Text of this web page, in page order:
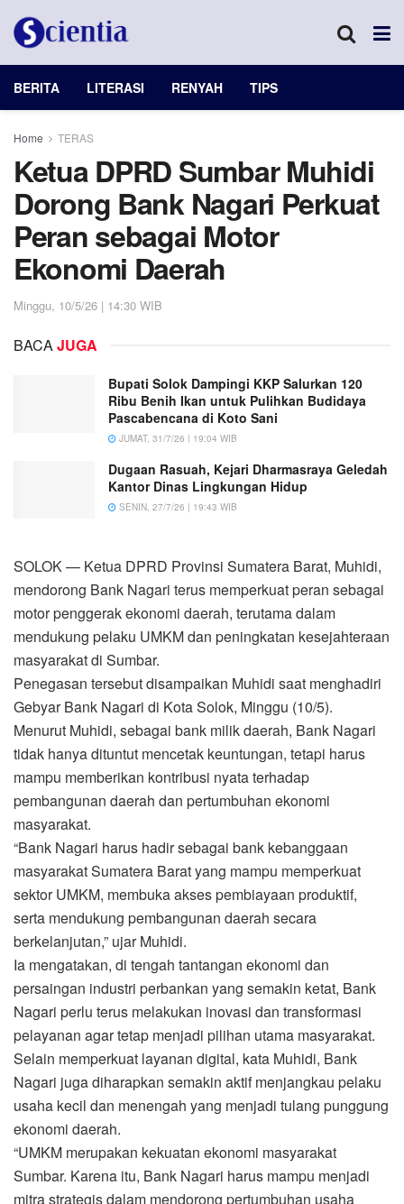
BERITA LITERASI RENYAH TIPS
Home TERAS
Ketua DPRD Sumbar Muhidi
Dorong Bank Nagari Perkuat
Peran sebagai Motor
Ekonomi Daerah
Minggu, 10/5/26 | 14:30 WIB
BACAJUGA
Bupati Solok Dampingi KKP Salurkan 120
Ribu Benih Ikan untuk Pulihkan Budidaya
Pascabencana di Koto Sani
JUMAT, 31/7/26 | 19:04 WIB
Dugaan Rasuah, Kejari Dharmasraya Geledah
Kantor Dinas Lingkungan Hidup
SENIN, 27/7/26 | 19:43 WIB
SOLOK — Ketua DPRD Provinsi Sumatera Barat, Muhidi,
mendorong Bank Nagari terus memperkuat peran sebagai
motor penggerak ekonomi daerah, terutama dalam
mendukung pelaku UMKM dan peningkatan kesejahteraan
masyarakat di Sumbar.
Penegasan tersebut disampaikan Muhidi saat menghadiri
Gebyar Bank Nagari di Kota Solok, Minggu (10/5).
Menurut Muhidi, sebagai bank milik daerah, Bank Nagari
tidak hanya dituntut mencetak keuntungan, tetapi harus
mampu memberikan kontribusi nyata terhadap
pembangunan daerah dan pertumbuhan ekonomi
masyarakat.
“Bank Nagari harus hadir sebagai bank kebanggaan
masyarakat Sumatera Barat yang mampu memperkuat
sektor UMKM, membuka akses pembiayaan produktif,
serta mendukung pembangunan daerah secara
berkelanjutan,” ujar Muhidi.
Ia mengatakan, di tengah tantangan ekonomi dan
persaingan industri perbankan yang semakin ketat, Bank
Nagari perlu terus melakukan inovasi dan transformasi
pelayanan agar tetap menjadi pilihan utama masyarakat.
Selain memperkuat layanan digital, kata Muhidi, Bank
Nagari juga diharapkan semakin aktif menjangkau pelaku
usaha kecil dan menengah yang menjadi tulang punggung
ekonomi daerah.
“UMKM merupakan kekuatan ekonomi masyarakat
Sumbar. Karena itu, Bank Nagari harus mampu menjadi
mitra strategis dalam mendorong pertumbuhan usaha